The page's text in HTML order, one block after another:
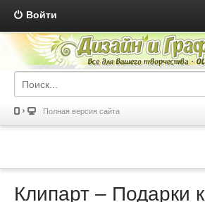
Войти
Полная версия сайта
Клипарт – Подарки к